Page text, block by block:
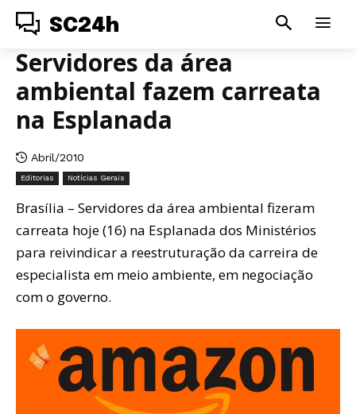
SC24h
Servidores da área
ambiental fazem carreata
na Esplanada
Abril/2010
Editorias Notícias Gerais
Brasília – Servidores da área ambiental fizeram
carreata hoje (16) na Esplanada dos Ministérios
para reivindicar a reestruturação da carreira de
especialista em meio ambiente, em negociação
com o governo.